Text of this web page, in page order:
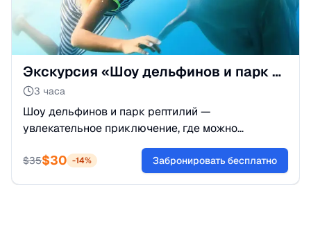
Экскурсия «Шоу дельфинов и парк рептилий» из Белека
3 часа
Шоу дельфинов и парк рептилий —
увлекательное приключение, где можно
насладиться выступлениями морских животных
и увидеть разнообразных рептилий.
$35$30 -14% Забронировать бесплатно